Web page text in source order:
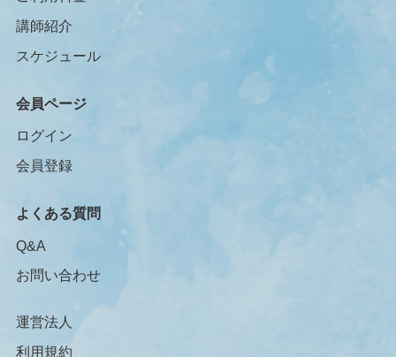
講師紹介
スケジュール
会員ページ
ログイン
会員登録
よくある質問
Q&A
お問い合わせ
運営法人
利用規約